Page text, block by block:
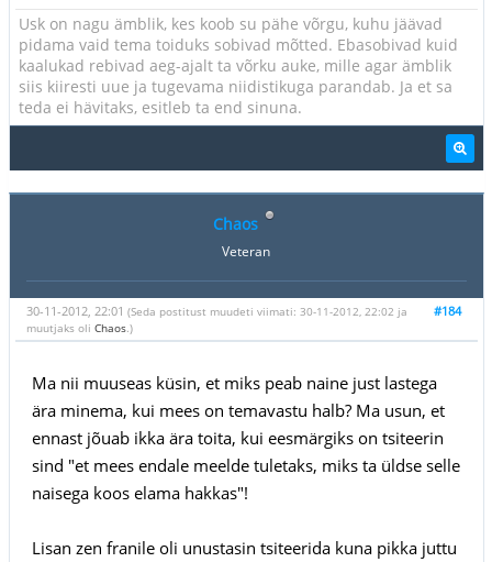
Usk on nagu ämblik, kes koob su pähe võrgu, kuhu jäävad
pidama vaid tema toiduks sobivad mõtted. Ebasobivad kuid
kaalukad rebivad aeg-ajalt ta võrku auke, mille agar ämblik
siis kiiresti uue ja tugevama niidistikuga parandab. Ja et sa
teda ei hävitaks, esitleb ta end sinuna.
Chaos
Veteran
#184
30-11-2012, 22:01 (Seda postitust muudeti viimati: 30-11-2012, 22:02 ja
muutjaks oli Chaos.)
Ma nii muuseas küsin, et miks peab naine just lastega
ära minema, kui mees on temavastu halb? Ma usun, et
ennast jõuab ikka ära toita, kui eesmärgiks on tsiteerin
sind "et mees endale meelde tuletaks, miks ta üldse selle
naisega koos elama hakkas"!
Lisan zen franile oli unustasin tsiteerida kuna pikka juttu